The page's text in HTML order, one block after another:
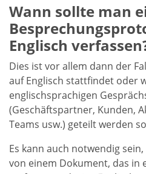
Wann sollte man
Englisch
Dies ist vor allem dann der
auf Englisch stattfindet oder
englischsprachigen
(Geschäftspartner, Kunden,
Teams usw.) geteilt werden
Es kann auch notwendig
von einem Dokument, das in